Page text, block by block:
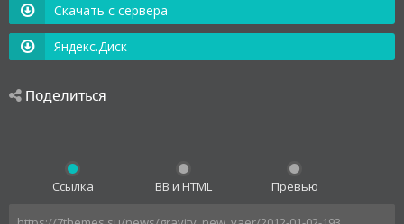
Скачать с сервера
Яндекс.Диск
Поделиться
Ссылка BB и HTML Превью